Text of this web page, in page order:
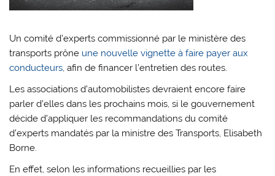
Un comité d’experts commissionné par le ministère des
transports prône une nouvelle vignette à faire payer aux
conducteurs , afin de financer l’entretien des routes.
Les associations d’automobilistes devraient encore faire
parler d’elles dans les prochains mois, si le gouvernement
décide d’appliquer les recommandations du comité
d’experts mandatés par la ministre des Transports, Elisabeth
Borne.
En effet, selon les informations recueillies par les